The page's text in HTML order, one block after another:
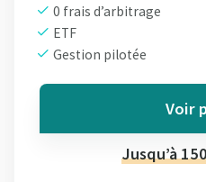
0 frais d’arbitrage
ETF
Gestion pilotée
Voir
Jusqu’à